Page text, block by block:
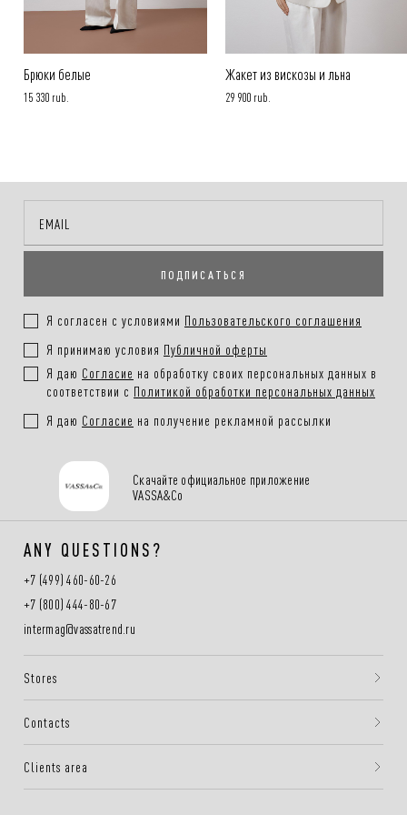
Брюки белые
15 330 rub.
Жакет из вискозы и льна
29 900 rub.
ПОДПИСАТЬСЯ
Я согласен с условиями Пользовательского соглашения
Я принимаю условия Публичной оферты
Я даю Согласие на обработку своих персональных данных в
соответствии с Политикой обработки персональных данных
Я даю Согласие на получение рекламной рассылки
Скачайте официальное приложение
VASSA&Co
ANY QUESTIONS?
+7 (499) 460-60-26
+7 (800) 444-80-67
intermag@vassatrend.ru
Stores
Contacts
Clients area